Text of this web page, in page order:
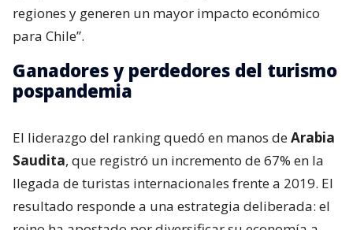
regiones y generen un mayor impacto económico
para Chile”.
Ganadores y perdedores del turismo
pospandemia
El liderazgo del ranking quedó en manos deArabia
Saudita, que registró un incremento de 67% en la
llegada de turistas internacionales frente a 2019. El
resultado responde a una estrategia deliberada: el